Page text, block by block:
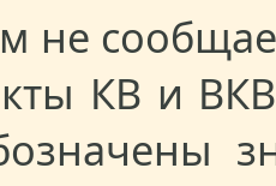
не
КВ и ВКВ